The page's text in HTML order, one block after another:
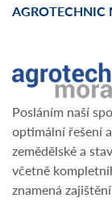
AGROTECHNIC
Posláním naší
optimální řešení
zemědělské a
včetně
znamená